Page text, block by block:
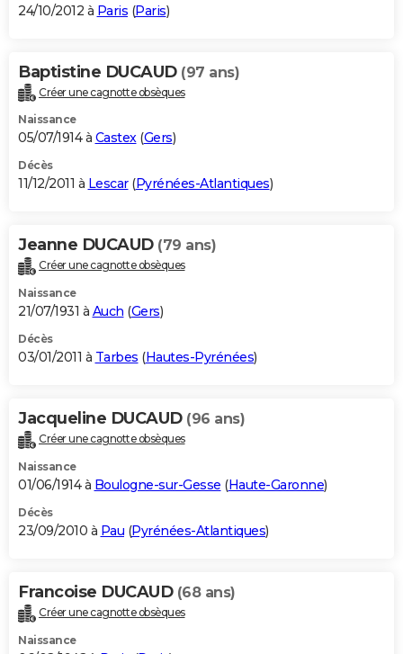
24/10/2012 à Paris (Paris)
Baptistine DUCAUD (97 ans)
Créer une cagnotte obsèques
Naissance
05/07/1914 à Castex(Gers)
Décès
11/12/2011 à Lescar(Pyrénées-Atlantiques)
Jeanne DUCAUD (79 ans)
Créer une cagnotte obsèques
Naissance
21/07/1931 à Auch (Gers)
Décès
03/01/2011 à Tarbes (Hautes-Pyrénées)
Jacqueline DUCAUD (96 ans)
Créer une cagnotte obsèques
Naissance
01/06/1914 à Boulogne-sur-Gesse (Haute-Garonne)
Décès
23/09/2010 à Pau (Pyrénées-Atlantiques)
Francoise DUCAUD (68 ans)
Créer une cagnotte obsèques
Naissance